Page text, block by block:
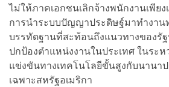
ไม่ให้ภาคเอกชนเลิกจ้างพนักงานเพีย
การนำระบบปัญญาประดิษฐ์มาทำงาน
บรรทัดฐานที่สะท้อนถึงแนวทางของรั
ปกป้องตำแหน่งงานในประเทศ ในระห
แข่งขันทางเทคโนโลยีขั้นสูงกับนานาป
เฉพาะสหรัฐอเมริกา